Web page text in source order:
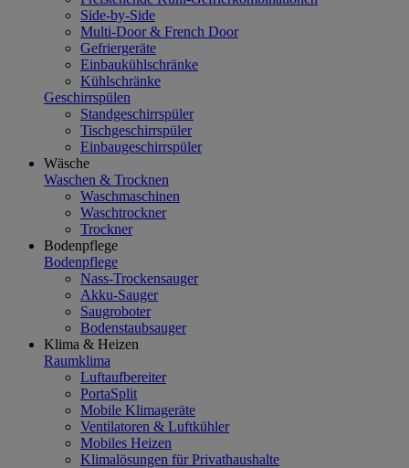
Side-by-Side
Multi-Door & French Door
Gefriergeräte
Einbaukühlschränke
Kühlschränke
Geschirrspülen
Standgeschirrspüler
Tischgeschirrspüler
Einbaugeschirrspüler
Wäsche
Waschen & Trocknen
Waschmaschinen
Waschtrockner
Trockner
Bodenpflege
Bodenpflege
Nass-Trockensauger
Akku-Sauger
Saugroboter
Bodenstaubsauger
Klima & Heizen
Raumklima
Luftaufbereiter
PortaSplit
Mobile Klimageräte
Ventilatoren & Luftkühler
Mobiles Heizen
Klimalösungen für Privathaushalte